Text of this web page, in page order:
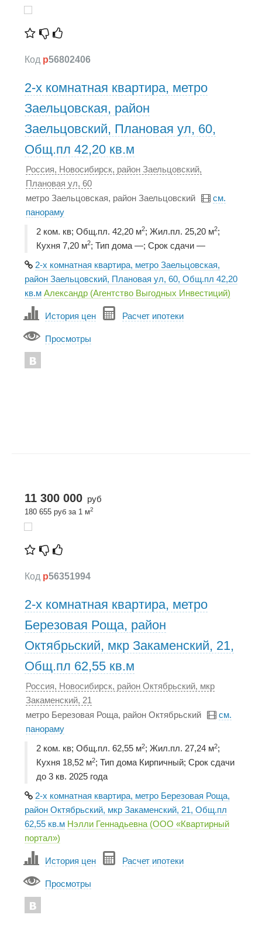
Код p56802406
2-х комнатная квартира, метро
Заельцовская, район
Заельцовский, Плановая ул, 60,
Общ.пл 42,20 кв.м
Россия, Новосибирск, район Заельцовский,
Плановая ул, 60
метро Заельцовская, район Заельцовский
см.
панораму
2 ком. кв; Общ.пл. 42,20 м2; Жил.пл. 25,20 м2;
Кухня 7,20 м2; Тип дома —; Срок сдачи —
2-х комнатная квартира, метро Заельцовская,
район Заельцовский, Плановая ул, 60, Общ.пл 42,20
кв.м Александр (Агентство Выгодных Инвестиций)
История цен Расчет ипотеки
Просмотры
11 300 000 руб
180 655 руб за 1 м2
Код p56351994
2-х комнатная квартира, метро
Березовая Роща, район
Октябрьский, мкр Закаменский, 21,
Общ.пл 62,55 кв.м
Россия, Новосибирск, район Октябрьский, мкр
Закаменский, 21
метро Березовая Роща, район Октябрьский
см.
панораму
2 ком. кв; Общ.пл. 62,55 м2; Жил.пл. 27,24 м2;
Кухня 18,52 м2; Тип дома Кирпичный; Срок сдачи
до 3 кв. 2025 года
2-х комнатная квартира, метро Березовая Роща,
район Октябрьский, мкр Закаменский, 21, Общ.пл
62,55 кв.м Нэлли Геннадьевна (ООО «Квартирный
портал»)
История цен Расчет ипотеки
Просмотры